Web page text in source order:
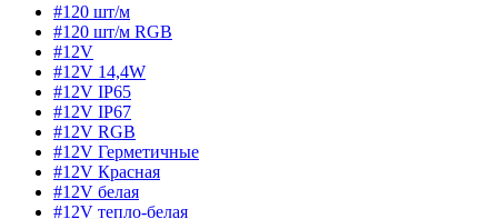
#120 шт/м
#120 шт/м RGB
#12V
#12V 14,4W
#12V IP65
#12V IP67
#12V RGB
#12V Герметичные
#12V Красная
#12V белая
#12V тепло-белая